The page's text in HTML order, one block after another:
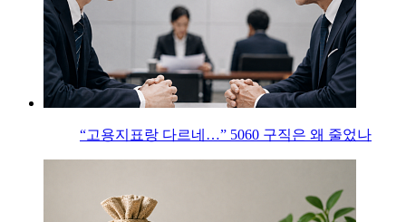
“고용지표랑 다르네…” 5060 구직은 왜 줄었나